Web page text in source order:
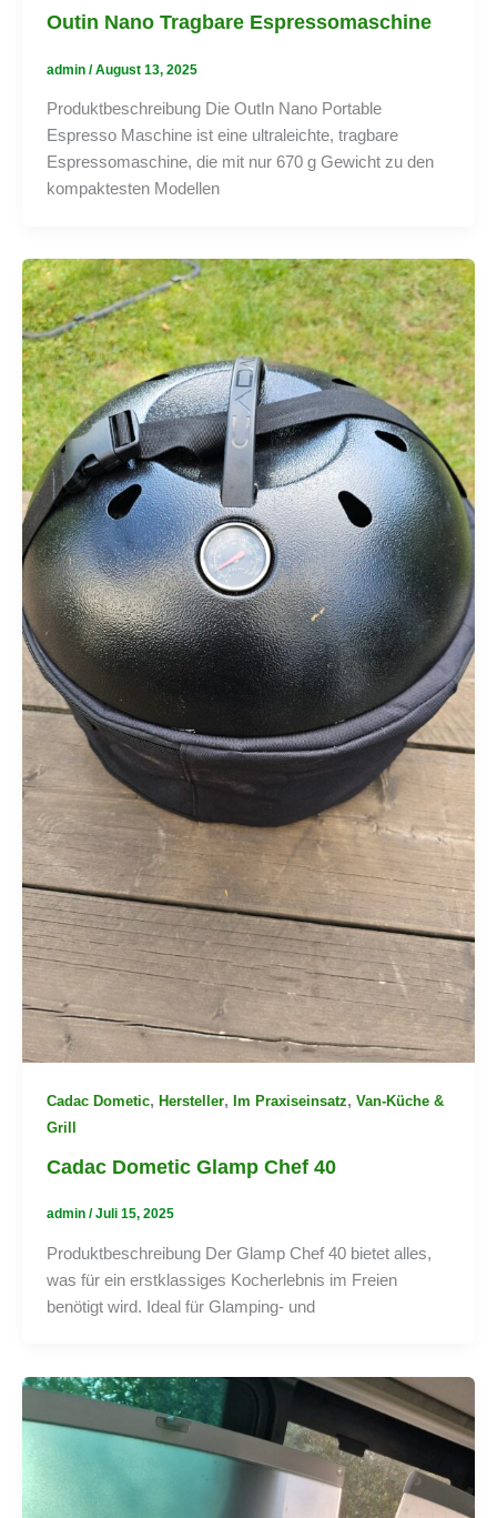
Outin Nano Tragbare Espressomaschine
admin /August 13, 2025
Produktbeschreibung Die OutIn Nano Portable
Espresso Maschine ist eine ultraleichte, tragbare
Espressomaschine, die mit nur 670 g Gewicht zu den
kompaktesten Modellen
Cadac Dometic, Hersteller, Im Praxiseinsatz, Van-Küche &
Grill
Cadac Dometic Glamp Chef 40
admin /Juli 15, 2025
Produktbeschreibung Der Glamp Chef 40 bietet alles,
was für ein erstklassiges Kocherlebnis im Freien
benötigt wird. Ideal für Glamping- und